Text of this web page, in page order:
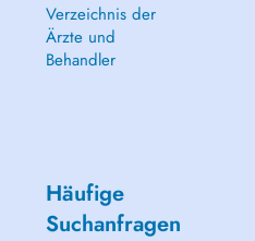
Verzeichnis der
Ärzte und
Behandler
Häufige
Suchanfragen